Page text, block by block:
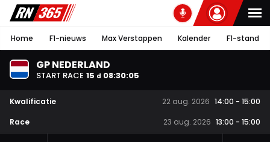
Home F1-nieuws Max Verstappen Kalender F1-stand
GP NEDERLAND
START RACE 15 d 08:30:05
Kwalificatie 22 aug. 2026 14:00 - 15:00
Race
23 aug. 2026 13:00 - 15:00